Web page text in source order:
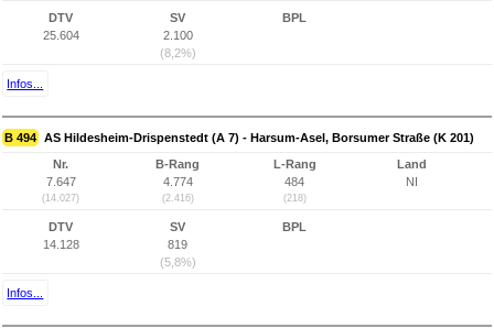
DTV
25.604
SV
2.100
(8,2%)
BPL
Infos...
B 494 AS Hildesheim-Drispenstedt (A 7) - Harsum-Asel, Borsumer Straße (K 201)
Nr.
7.647
(14.027)
B-Rang
4.774
(2.416)
L-Rang
484
(218)
Land
NI
DTV
14.128
SV
819
(5,8%)
BPL
Infos...